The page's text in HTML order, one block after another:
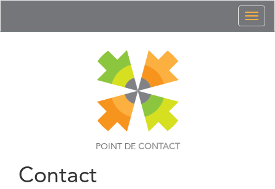
POINT DE CONTACT
Contact